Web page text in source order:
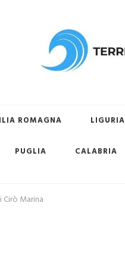
ROMAGNA LIGURIA
PUGLIA CALABRIA
Marina